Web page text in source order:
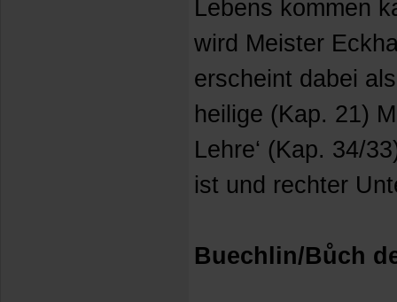
Lebens kommen
wird Meister
erscheint dabei
heilige (Kap. 21)
Lehre‘ (Kap. 34/
ist und rechter
Buechlin/Bůch